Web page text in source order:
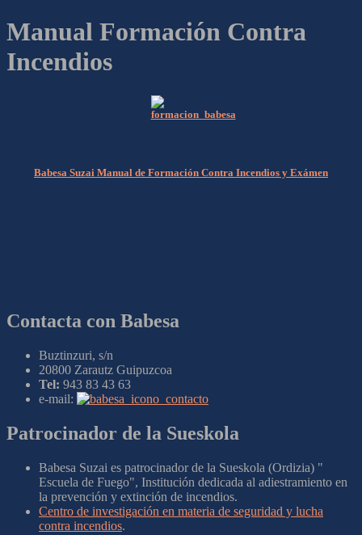
Manual Formación Contra
Incendios
Babesa Suzai Manual de Formación Contra Incendios y Exámen
Contacta con Babesa
Buztinzuri, s/n
20800 Zarautz Guipuzcoa
Tel: 943 83 43 63
e-mail:
Patrocinador de la Sueskola
Babesa Suzai es patrocinador de la Sueskola (Ordizia) "
Escuela de Fuego", Institución dedicada al adiestramiento en
la prevención y extinción de incendios.
Centro de investigación en materia de seguridad y lucha
contra incendios.